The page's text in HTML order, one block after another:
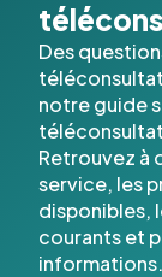
Des
notre guide
Retrouvez à
service, les
disponibles,
courants et
informations.